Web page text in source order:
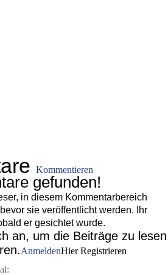
Kommentieren
gefunden!
in diesem Kommentarbereich
sie veröffentlicht werden. Ihr
er gesichtet wurde.
an, um die Beiträge zu lesen
AnmeldenHier Registrieren